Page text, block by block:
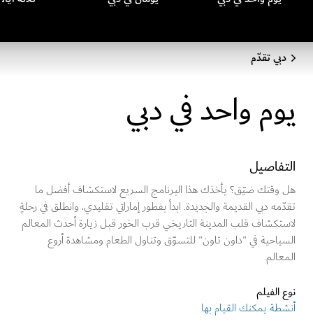
دبي تقدّم
يوم واحد في دبي
التفاصيل
هل وقتك ضيّق؟ يأخذك هذا البرنامج السريع لاستكشاف أفضل ما
تقدّمه دبي القديمة والجديدة. ابدأ بفطور إماراتي تقليدي، وانطلق في رحلةٍ
لاستكشاف قلب المدينة التاريخي قرب الخور قبل زيارة أحدث المعالم
السياحية في "داون تاون" للتسوّق وتناول الطعام ومشاهدة أروع
المعالم.
نوع الفيلم
أنشطة يمكنك القيام بها